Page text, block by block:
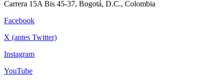
Carrera 15A Bis 45-37, Bogotá, D.C., Colombia
Facebook
X (antes Twitter)
Instagram
YouTube